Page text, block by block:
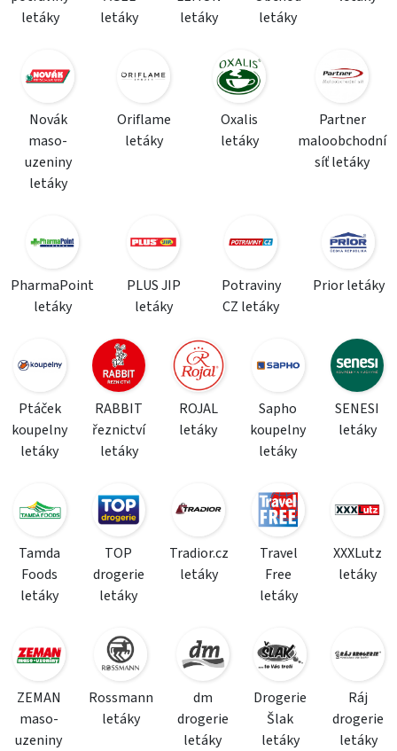
letáky
letáky
letáky
letáky
Novák
maso-
uzeniny
letáky
Oriflame
letáky
Oxalis
letáky
Partner
maloobchodní
síť letáky
PharmaPoint
letáky
PLUS JIP
letáky
Potraviny
CZ letáky
Prior letáky
Ptáček
koupelny
letáky
RABBIT
řeznictví
letáky
ROJAL
letáky
Sapho
koupelny
letáky
SENESI
letáky
Tamda
Foods
letáky
TOP
drogerie
letáky
Tradior.cz
letáky
Travel
Free
letáky
XXXLutz
letáky
ZEMAN
maso-
uzeniny
Rossmann
letáky
dm
drogerie
letáky
Drogerie
Šlak
letáky
Ráj
drogerie
letáky